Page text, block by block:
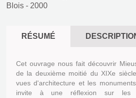
Blois - 2000
RÉSUMÉ
Cet ouvrage nous fait découvrir
de la deuxième moitié du XIXe
vues d'architecture et les
invite à une réflexion sur les